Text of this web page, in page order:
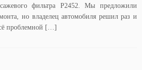
фильтра P2452. Мы предложили
но владелец автомобиля решил раз и
проблемной […]